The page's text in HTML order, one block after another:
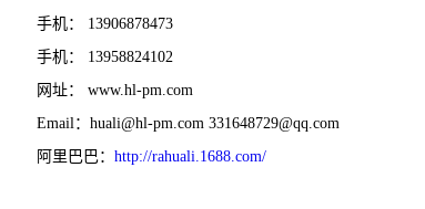
手机： 13906878473
手机： 13958824102
网址： www.hl-pm.com
Email：huali@hl-pm.com 331648729@qq.com
阿里巴巴： http://rahuali.1688.com/